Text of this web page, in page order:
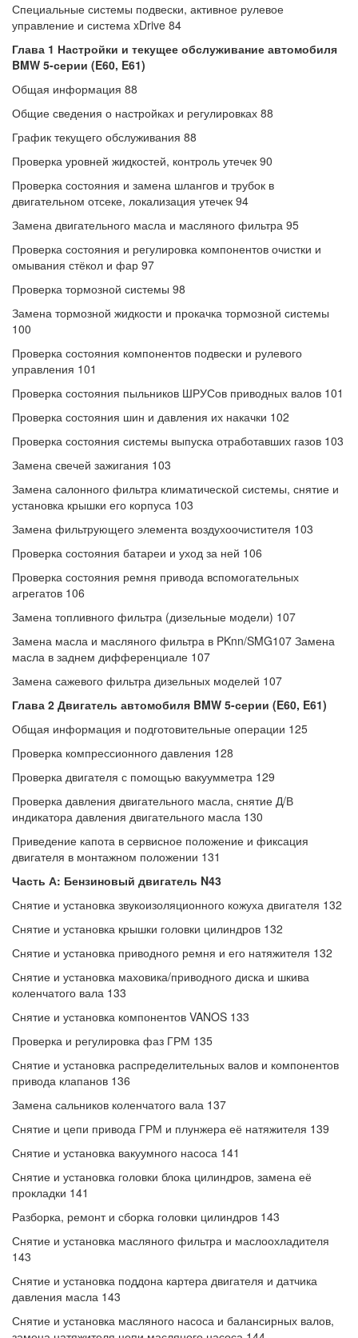
Специальные системы подвески, активное рулевое
управление и система xDrive 84
Глава 1 Настройки и текущее обслуживание автомобиля
BMW 5-серии (E60, E61)
Общая информация 88
Общие сведения о настройках и регулировках 88
График текущего обслуживания 88
Проверка уровней жидкостей, контроль утечек 90
Проверка состояния и замена шлангов и трубок в
двигательном отсеке, локализация утечек 94
Замена двигательного масла и масляного фильтра 95
Проверка состояния и регулировка компонентов очистки и
омывания стёкол и фар 97
Проверка тормозной системы 98
Замена тормозной жидкости и прокачка тормозной системы
100
Проверка состояния компонентов подвески и рулевого
управления 101
Проверка состояния пыльников ШРУСов приводных валов 101
Проверка состояния шин и давления их накачки 102
Проверка состояния системы выпуска отработавших газов 103
Замена свечей зажигания 103
Замена салонного фильтра климатической системы, снятие и
установка крышки его корпуса 103
Замена фильтрующего элемента воздухоочистителя 103
Проверка состояния батареи и уход за ней 106
Проверка состояния ремня привода вспомогательных
агрегатов 106
Замена топливного фильтра (дизельные модели) 107
Замена масла и масляного фильтра в PKnn/SMG107 Замена
масла в заднем дифференциале 107
Замена сажевого фильтра дизельных моделей 107
Глава 2 Двигатель автомобиля BMW 5-серии (E60, E61)
Общая информация и подготовительные операции 125
Проверка компрессионного давления 128
Проверка двигателя с помощью вакуумметра 129
Проверка давления двигательного масла, снятие Д/В
индикатора давления двигательного масла 130
Приведение капота в сервисное положение и фиксация
двигателя в монтажном положении 131
Часть А: Бензиновый двигатель N43
Снятие и установка звукоизоляционного кожуха двигателя 132
Снятие и установка крышки головки цилиндров 132
Снятие и установка приводного ремня и его натяжителя 132
Снятие и установка маховика/приводного диска и шкива
коленчатого вала 133
Снятие и установка компонентов VANOS 133
Проверка и регулировка фаз ГРМ 135
Снятие и установка распределительных валов и компонентов
привода клапанов 136
Замена сальников коленчатого вала 137
Снятие и цепи привода ГРМ и плунжера её натяжителя 139
Снятие и установка вакуумного насоса 141
Снятие и установка головки блока цилиндров, замена её
прокладки 141
Разборка, ремонт и сборка головки цилиндров 143
Снятие и установка масляного фильтра и маслоохладителя
143
Снятие и установка поддона картера двигателя и датчика
давления масла 143
Снятие и установка масляного насоса и балансирных валов,